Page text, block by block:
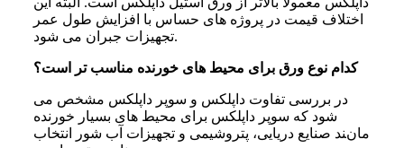
اختلاف قیمت در پروژه های حساس با افزایش طول عمر
تجهیزات جبران می شود.
کدام نوع ورق برای محیط‌ های خورنده مناسب‌ تر است؟
در بررسی تفاوت داپلکس و سوپر داپلکس مشخص می
شود که سوپر داپلکس برای محیط های بسیار خورنده
مانند صنایع دریایی، پتروشیمی و تجهیزات آب شور انتخاب